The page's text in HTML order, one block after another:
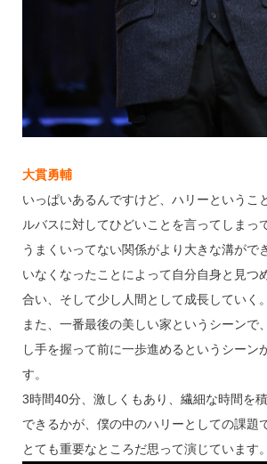
大貫勇輔
いっぱいあるんですけど、ハリーというこ
ルバスに対してひどいことを言ってしまっ
うまくいってない関係がより大きな溝がで
いなくなったことによって自分自身と見つ
合い、そして少し人間として成長していく。
また、一番最後の美しい家というシーンで
し手を握って前に一歩進めるというシーン
す。
3時間40分、激しくもあり、繊細な時間を
できるかが、僕の中のハリーとしての課題
とても重要なところだ思って演じています。